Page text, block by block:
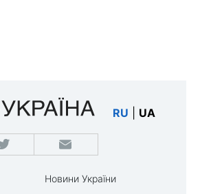
RU UA
Новини України